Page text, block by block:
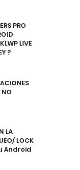
PRO
LIVE
?
NO
LA
LOCK
Android